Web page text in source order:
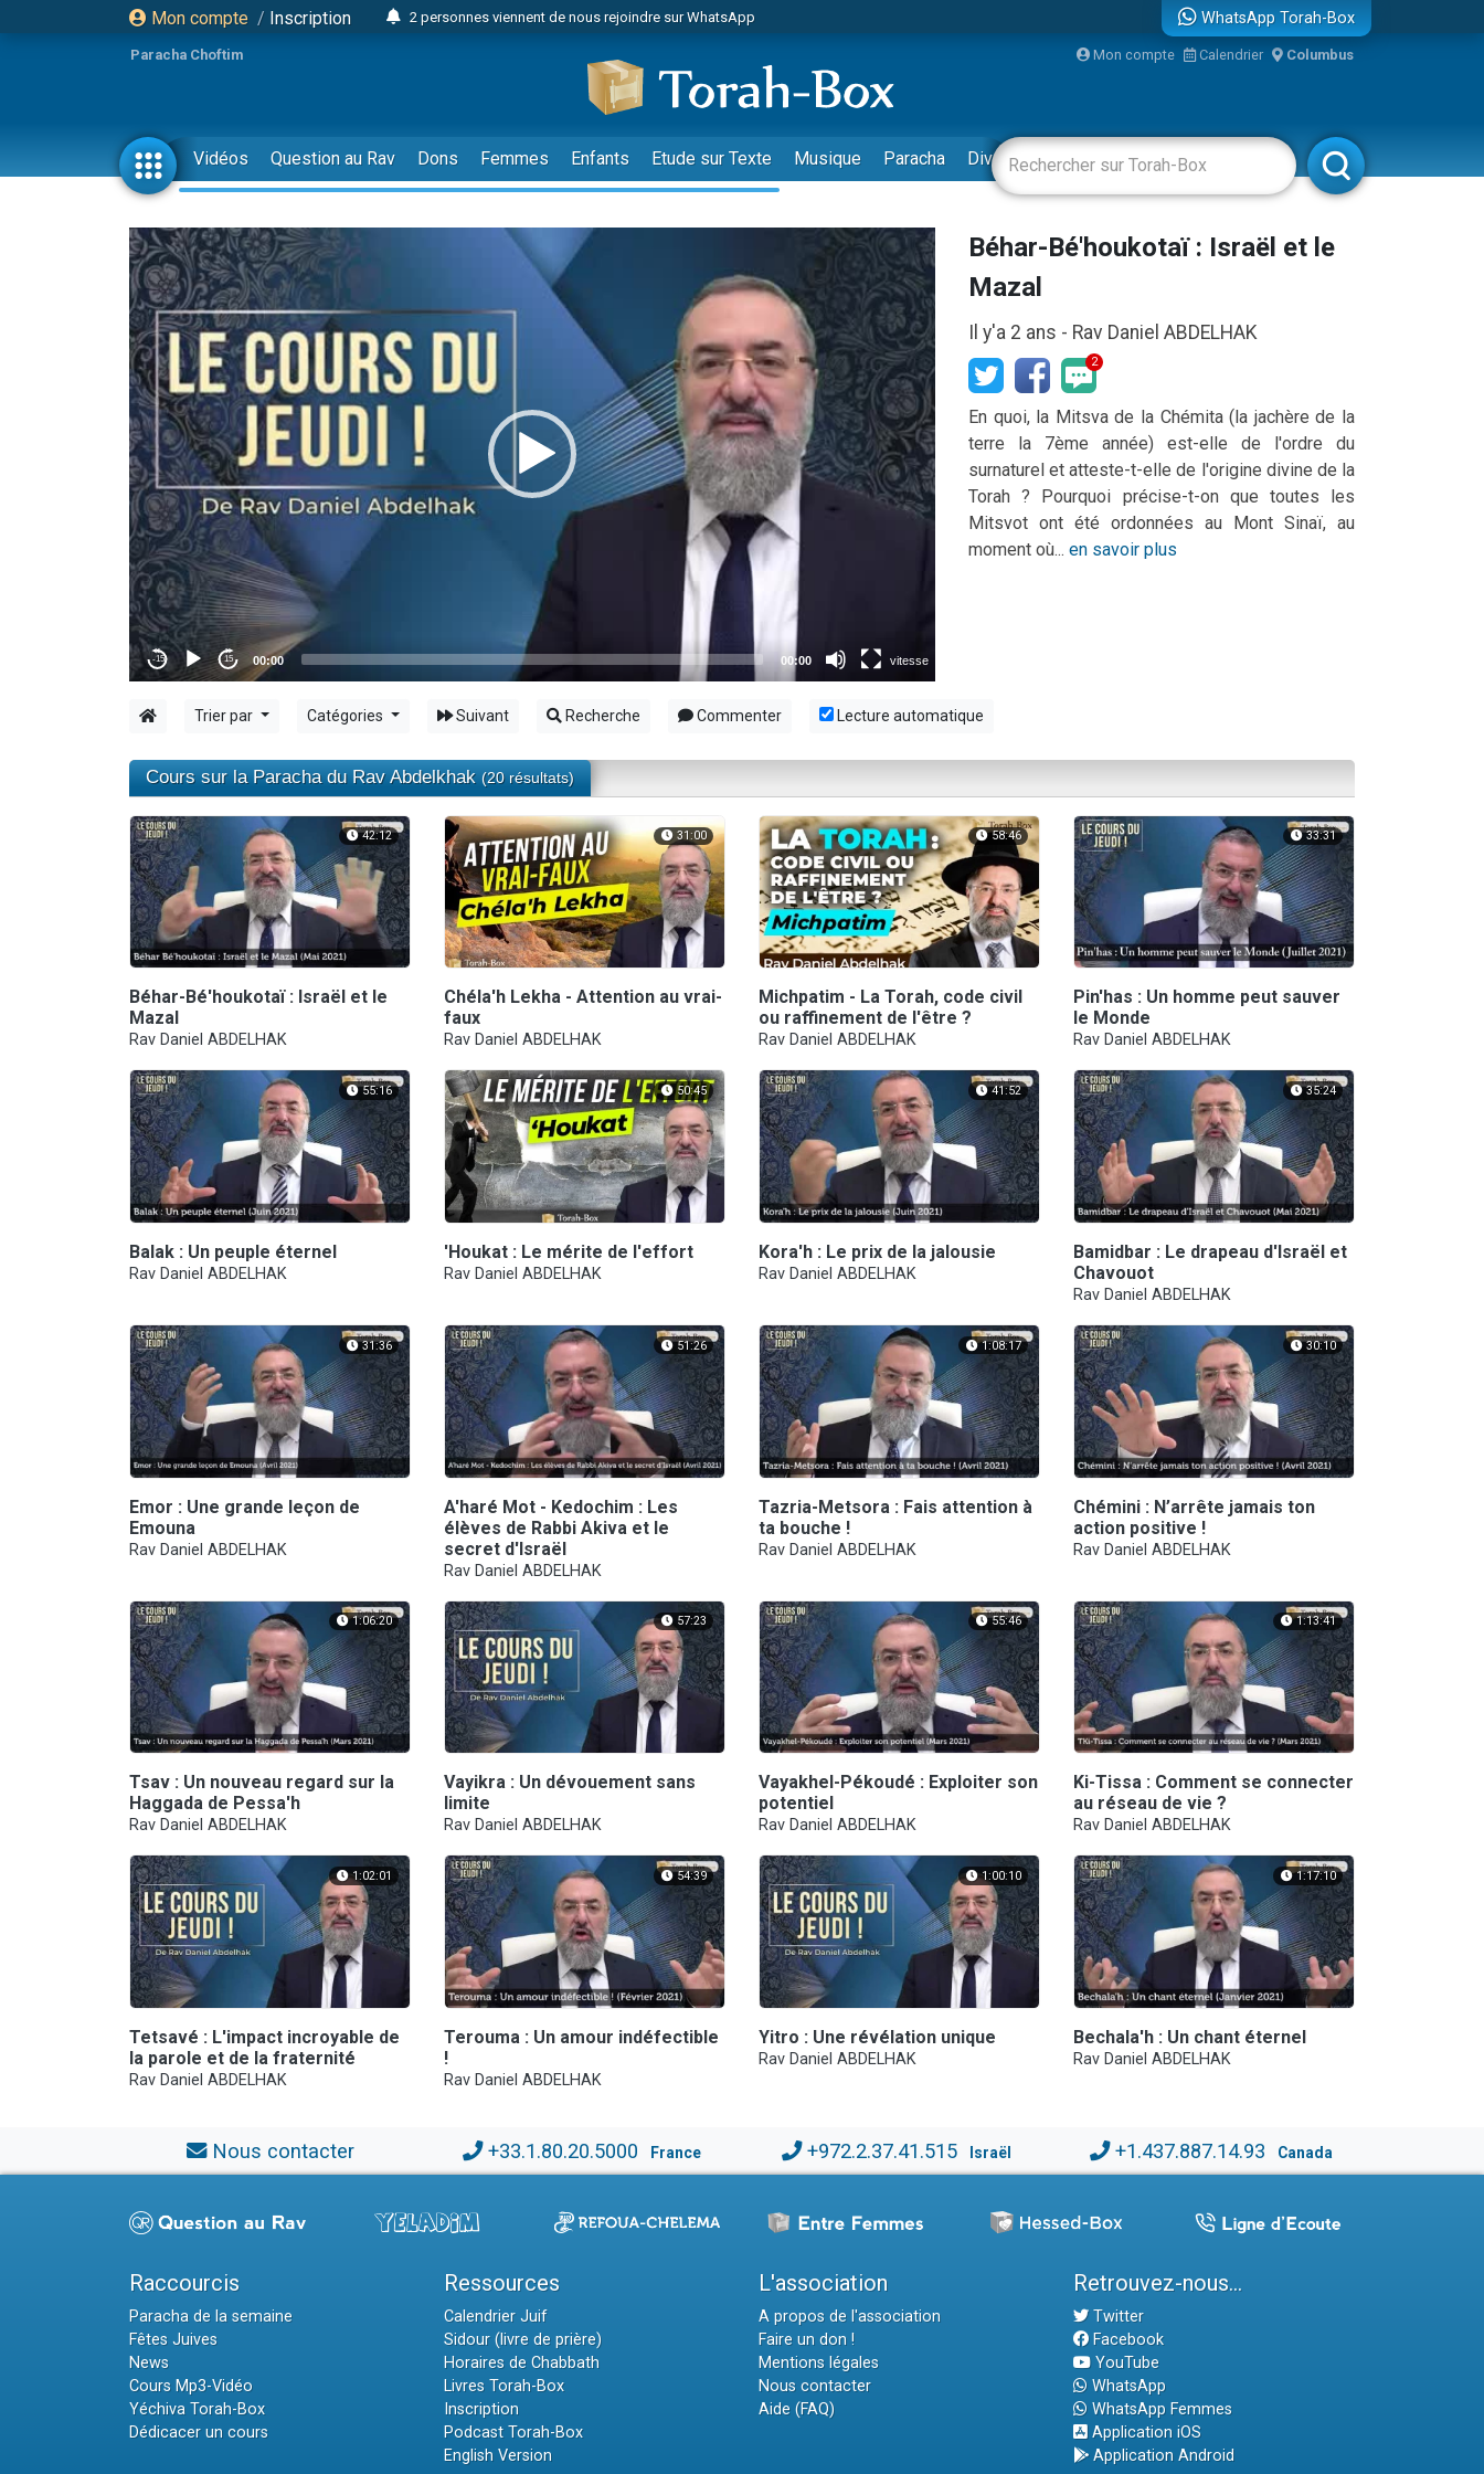
Mon compte / Inscription
2 personnes viennent de nous rejoindre sur WhatsApp
3 personnes viennent de faire un don pour Événements Torah-Box
2 personnes viennent de faire un don pour Tsédaka : pauvres d'Israel
11 personnes viennent de demander une bénédiction
Il reste 49 places pour étudier en groupe sur Zoom
2 personnes viennent de nous rejoindre sur WhatsApp
29 personnes viennent de demander une bénédiction
Il reste 49 places pour étudier en groupe sur Zoom
2 personnes viennent de nous rejoindre sur WhatsApp
6 personnes viennent de nous rejoindre sur WhatsApp
4 personnes viennent de faire un don pour Reloger Rivka, 6 enfants, victime de violences...
2 personnes viennent de faire un don pour 1 Journée de Vacances Pour les Enfants
17 personnes viennent de demander une bénédiction
4 personnes viennent de nous rejoindre sur WhatsApp
Il reste 49 places pour étudier en groupe sur Zoom
Eva vient de donner son Maasser
Eli vient de donner son Maasser
WhatsApp Torah-Box
Paracha Choftim Mon compte Calendrier Columbus
Vidéos Question au Rav Dons Femmes Enfants Etude sur Texte Musique Paracha Divertissements Livres Rabbanim
Béhar-Bé'houkotaï : Israël et le
Mazal
Il y'a 2 ans - Rav Daniel ABDELHAK
2
En quoi, la Mitsva de la Chémita (la jachère de la
terre la 7ème année) est-elle de l'ordre du
surnaturel et atteste-t-elle de l'origine divine de la
Torah ? Pourquoi précise-t-on que toutes les
Mitsvot ont été ordonnées au Mont Sinaï, au
moment où... en savoir plus
Trier par Catégories Suivant Recherche Commenter Lecture automatique
Cours sur la Paracha du Rav Abdelkhak (20 résultats)
42:12
Béhar-Bé'houkotaï : Israël et le
Mazal
Rav Daniel ABDELHAK
31:00
Chéla'h Lekha - Attention au vrai-
faux
Rav Daniel ABDELHAK
58:46
Michpatim - La Torah, code civil
ou raffinement de l'être ?
Rav Daniel ABDELHAK
33:31
Pin'has : Un homme peut sauver
le Monde
Rav Daniel ABDELHAK
55:16
Balak : Un peuple éternel
Rav Daniel ABDELHAK
50:45
'Houkat : Le mérite de l'effort
Rav Daniel ABDELHAK
41:52
Kora'h : Le prix de la jalousie
Rav Daniel ABDELHAK
35:24
Bamidbar : Le drapeau d'Israël et
Chavouot
Rav Daniel ABDELHAK
31:36
Emor : Une grande leçon de
Emouna
Rav Daniel ABDELHAK
51:26
A'haré Mot - Kedochim : Les
élèves de Rabbi Akiva et le
secret d'Israël
Rav Daniel ABDELHAK
1:08:17
Tazria-Metsora : Fais attention à
ta bouche !
Rav Daniel ABDELHAK
30:10
Chémini : N’arrête jamais ton
action positive !
Rav Daniel ABDELHAK
1:06:20
Tsav : Un nouveau regard sur la
Haggada de Pessa'h
Rav Daniel ABDELHAK
57:23
Vayikra : Un dévouement sans
limite
Rav Daniel ABDELHAK
55:46
Vayakhel-Pékoudé : Exploiter son
potentiel
Rav Daniel ABDELHAK
1:13:41
Ki-Tissa : Comment se connecter
au réseau de vie ?
Rav Daniel ABDELHAK
1:02:01
Tetsavé : L'impact incroyable de
la parole et de la fraternité
Rav Daniel ABDELHAK
54:39
Terouma : Un amour indéfectible
!
Rav Daniel ABDELHAK
1:00:10
Yitro : Une révélation unique
Rav Daniel ABDELHAK
1:17:10
Bechala'h : Un chant éternel
Rav Daniel ABDELHAK
Nous contacter +33.1.80.20.5000 France +972.2.37.41.515 Israël +1.437.887.14.93 Canada
Raccourcis
Paracha de la semaine
Fêtes Juives
News
Cours Mp3-Vidéo
Yéchiva Torah-Box
Dédicacer un cours
Ressources
Calendrier Juif
Sidour (livre de prière)
Horaires de Chabbath
Livres Torah-Box
Inscription
Podcast Torah-Box
English Version
L'association
A propos de l'association
Faire un don !
Mentions légales
Nous contacter
Aide (FAQ)
Retrouvez-nous...
Twitter
Facebook
YouTube
WhatsApp
WhatsApp Femmes
Application iOS
Application Android